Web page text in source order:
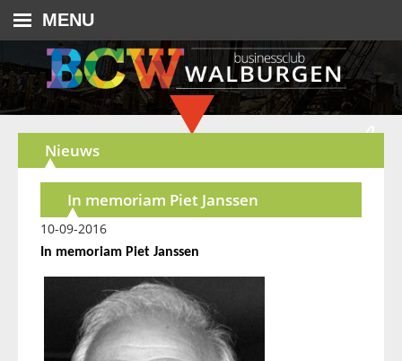
MENU
Nieuws
In memoriam Piet Janssen
10-09-2016
In memoriam Piet Janssen